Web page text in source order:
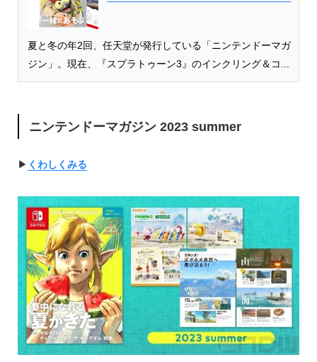
夏と冬の年2回、任天堂が発行している「ニンテンドーマガ
ジン」。現在、『スプラトゥーン3』のインクリング＆コ...
ニンテンドーマガジン 2023 summer
▶︎ くわしくみる